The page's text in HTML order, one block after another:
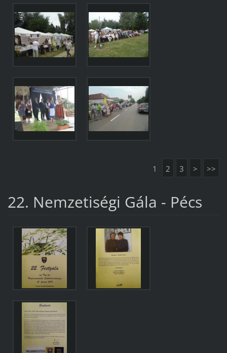
1 2 3 > >>
22. Nemzetiségi Gála - Pécs